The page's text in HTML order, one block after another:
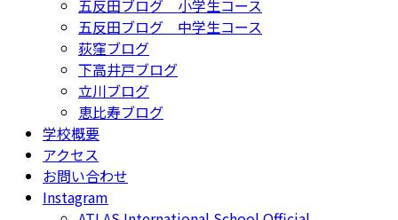
五反田ブログ 小学生コース
五反田ブログ 中学生コース
荻窪ブログ
下高井戸ブログ
立川ブログ
恵比寿ブログ
学校概要
アクセス
お問い合わせ
Instagram